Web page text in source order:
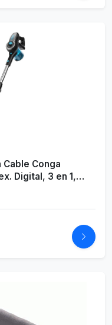
Conga
Digital, 3 en 1,
65 Minutos de